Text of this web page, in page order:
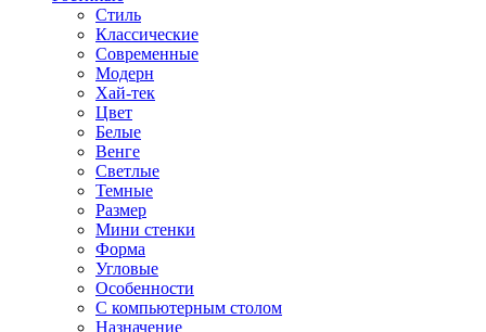
Стиль
Классические
Современные
Модерн
Хай-тек
Цвет
Белые
Венге
Светлые
Темные
Размер
Мини стенки
Форма
Угловые
Особенности
С компьютерным столом
Назначение